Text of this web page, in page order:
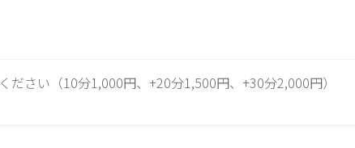
ださい（10分1,000円、+20分1,500円、+30分2,000円）